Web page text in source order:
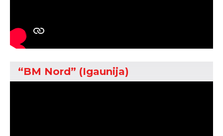
“BM Nord” (Igaunija)